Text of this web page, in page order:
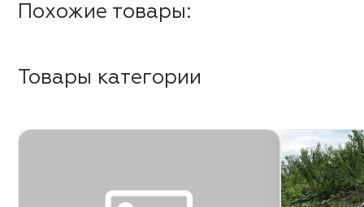
Похожие товары:
Товары категории